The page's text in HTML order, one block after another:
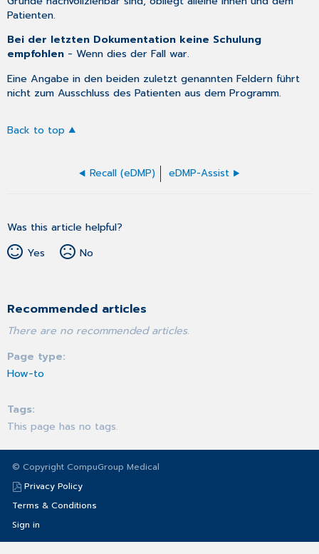
Patienten.
Bei der letzten Dokumentation keine Schulung
empfohlen - Wenn dies der Fall war.
Eine Angabe in den beiden zuletzt genannten Feldern führt
nicht zum Ausschluss des Patienten aus dem Programm.
Back to top
Recall (eDMP) eDMP-Assist
Was this article helpful?
Yes
No
Recommended articles
There are no recommended articles.
Page type
How-to
Tags
This page has no tags.
© Copyright CompuGroup Medical
Privacy Policy
Terms & Conditions
Sign in